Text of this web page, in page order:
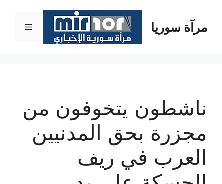
المحتوىمرآة سوريا القائمة
ناشطون يتخوفون من
مجزرة بحق المدنيين
العرب في ريف